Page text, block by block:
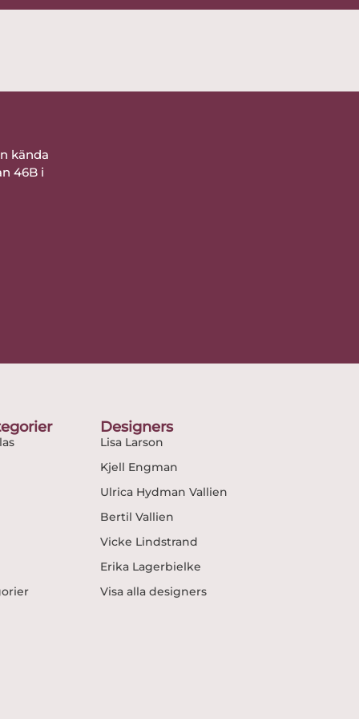
kända
46B i
Designers
Lisa Larson
Kjell Engman
Ulrica Hydman Vallien
Bertil Vallien
Vicke Lindstrand
Erika Lagerbielke
Visa alla designers